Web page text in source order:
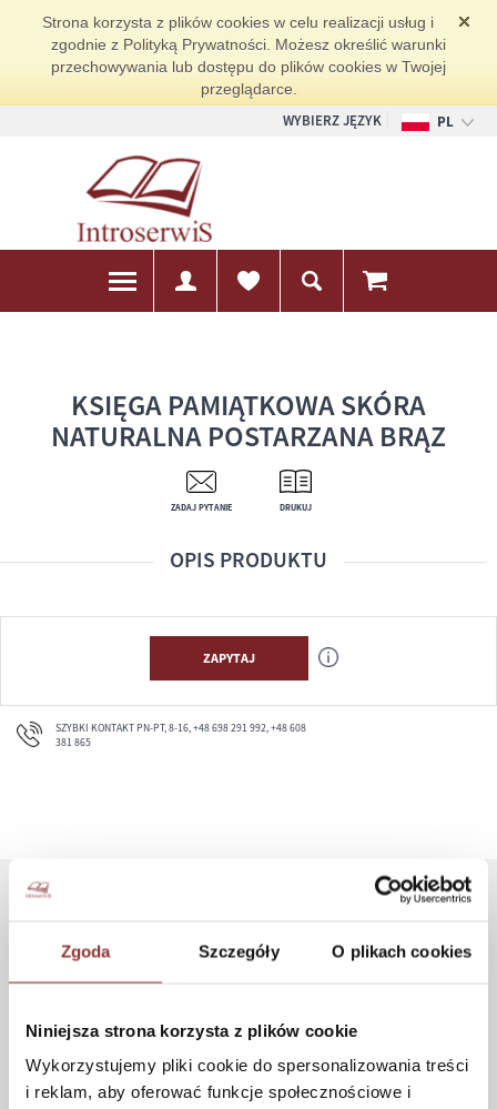
Zgoda Szczegóły O plikach cookies
Niniejsza strona korzysta z plików cookie
Wykorzystujemy pliki cookie do spersonalizowania treści
i reklam, aby oferować funkcje społecznościowe i
Strona korzysta z plików cookies w celu realizacji usług i
zgodnie z Polityką Prywatności. Możesz określić warunki
przechowywania lub dostępu do plików cookies w Twojej
przeglądarce.
WYBIERZ JĘZYK
PL
KSIĘGA PAMIĄTKOWA SKÓRA
NATURALNA POSTARZANA BRĄZ
ZADAJ PYTANIE DRUKUJ
OPIS PRODUKTU
ZAPYTAJ
SZYBKI KONTAKT PN-PT, 8-16, +48 698 291 992, +48 608
381 865
Jak kupować
Formy płatności
Informacje techniczne